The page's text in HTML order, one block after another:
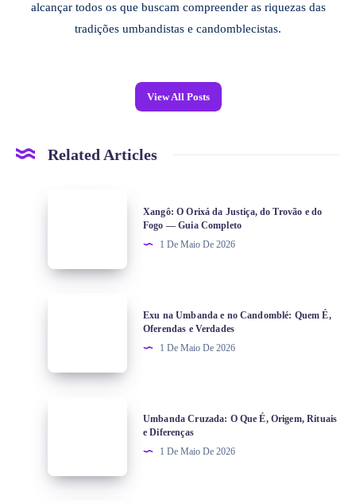
alcançar todos os que buscam compreender as riquezas das
tradições umbandistas e candomblecistas.
View All Posts
Related Articles
Xangô: O Orixá da Justiça, do Trovão e do
Fogo — Guia Completo
1 De Maio De 2026
Exu na Umbanda e no Candomblé: Quem É,
Oferendas e Verdades
1 De Maio De 2026
Umbanda Cruzada: O Que É, Origem, Rituais
e Diferenças
1 De Maio De 2026